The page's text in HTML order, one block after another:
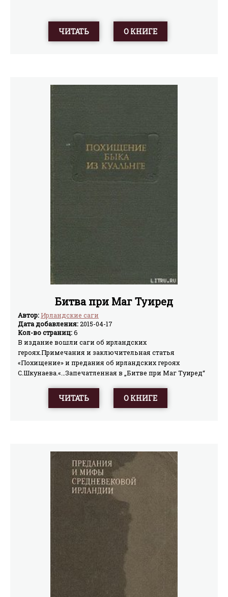
ЧИТАТЬ О КНИГЕ
Битва при Маг Туиред
Автор:Ирландские саги
Дата добавления:2015-04-17
Кол-во страниц:6
В издание вошли саги об ирландских
героях.Примечания и заключительная статья
«Похищение» и предания об ирландских героях
С.Шкунаева.«…Запечатленная в „Битве при Маг Туиред“
исключительно важное значение.…В узком смысле это
конфликт между достойным и недостойным
ЧИТАТЬ О КНИГЕ